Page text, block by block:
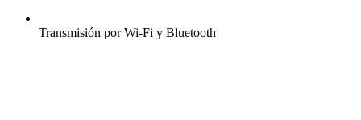
Transmisión por Wi-Fi y Bluetooth